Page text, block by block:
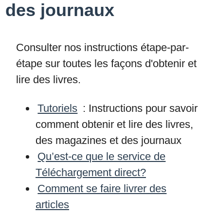
des journaux
Consulter nos instructions étape-par-
étape sur toutes les façons d'obtenir et
lire des livres.
Tutoriels : Instructions pour savoir
comment obtenir et lire des livres,
des magazines et des journaux
Qu’est-ce que le service de
Téléchargement direct?
Comment se faire livrer des
articles